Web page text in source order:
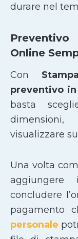
durare nel
Online
Con
preventivo
basta
visualizzare
Una volta
concludere
pagamento
personale